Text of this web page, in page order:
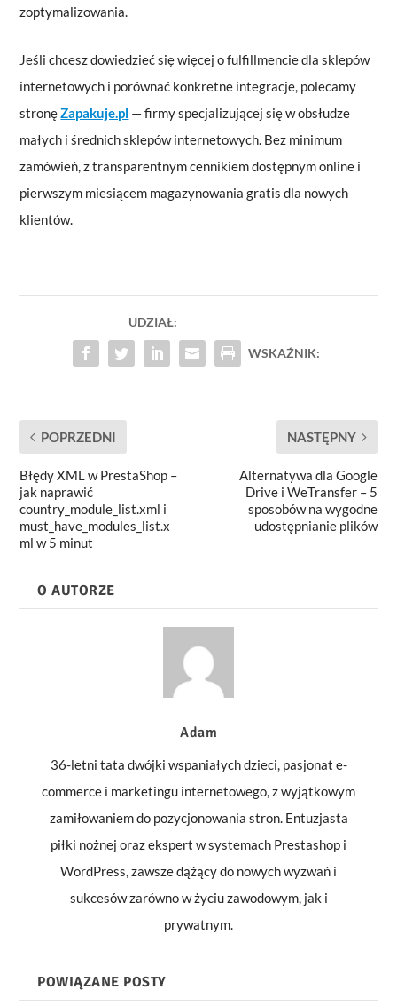
zoptymalizowania.
Jeśli chcesz dowiedzieć się więcej o fulfillmencie dla sklepów
internetowych i porównać konkretne integracje, polecamy
stronęZapakuje.pl — firmy specjalizującej się w obsłudze
małych i średnich sklepów internetowych. Bez minimum
zamówień, z transparentnym cennikiem dostępnym online i
pierwszym miesiącem magazynowania gratis dla nowych
klientów.
UDZIAŁ:
WSKAŹNIK:
POPRZEDNI
Błędy XML w PrestaShop –
jak naprawić
country_module_list.xml i
must_have_modules_list.x
ml w 5 minut
NASTĘPNY
Alternatywa dla Google
Drive i WeTransfer – 5
sposobów na wygodne
udostępnianie plików
O AUTORZE
Adam
36-letni tata dwójki wspaniałych dzieci, pasjonat e-
commerce i marketingu internetowego, z wyjątkowym
zamiłowaniem do pozycjonowania stron. Entuzjasta
piłki nożnej oraz ekspert w systemach Prestashop i
WordPress, zawsze dążący do nowych wyzwań i
sukcesów zarówno w życiu zawodowym, jak i
prywatnym.
POWIĄZANE POSTY